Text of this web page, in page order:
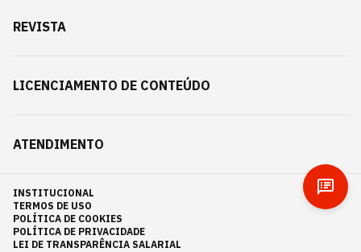
REVISTA
LICENCIAMENTO DE CONTEÚDO
ATENDIMENTO
INSTITUCIONAL
TERMOS DE USO
POLÍTICA DE COOKIES
POLÍTICA DE PRIVACIDADE
LEI DE TRANSPARÊNCIA SALARIAL